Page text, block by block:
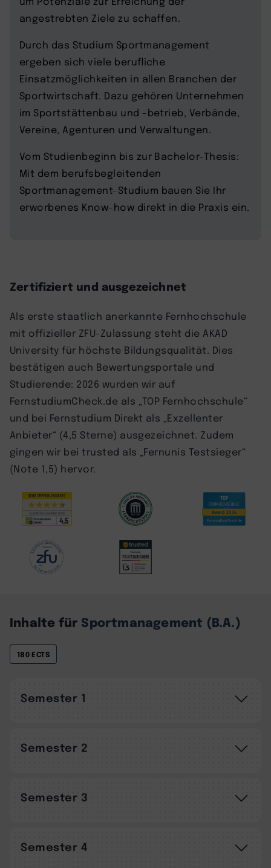
angestrebten Ziele zu schaffen.
Durch das Studium Sportmanagement
ergeben sich viele berufliche
Einsatzmöglichkeiten in allen Branchen der
Sportwirtschaft. Dazu gehören Unternehmen
im Sportstättenbau und -betrieb, Verbände,
Vereine, Agenturen und Verwaltungen.
Vom Studienbeginn bis zur Bachelor-Thesis:
Mit dem berufsbegleitenden
Sportmanagement-Studium bauen Sie Ihr
erworbenes Know-how direkt in die Praxis ein.
Zertifiziert und ausgezeichnet
Als erste staatlich anerkannte Fernhochschule
mit offizieller ZFU-Zulassung steht die AKAD
University für höchste Bildungsqualität. Dies
bestätigen auch Bewertungsportale und
Studierende: 2026 wurden wir auf
FernstudiumCheck.de als „TOP Fernhochschule“
und bei Fernstudium Direkt als „Exzellenter
Anbieter“ (4,5 Sterne) ausgezeichnet. Zudem
gingen wir bei trusted als „Fernunis Testsieger“
(Note 1,5) hervor.
Inhalte für Sportmanagement (B.A.)
180 ECTS
Semester 1
Semester 2
Semester 3
Semester 4